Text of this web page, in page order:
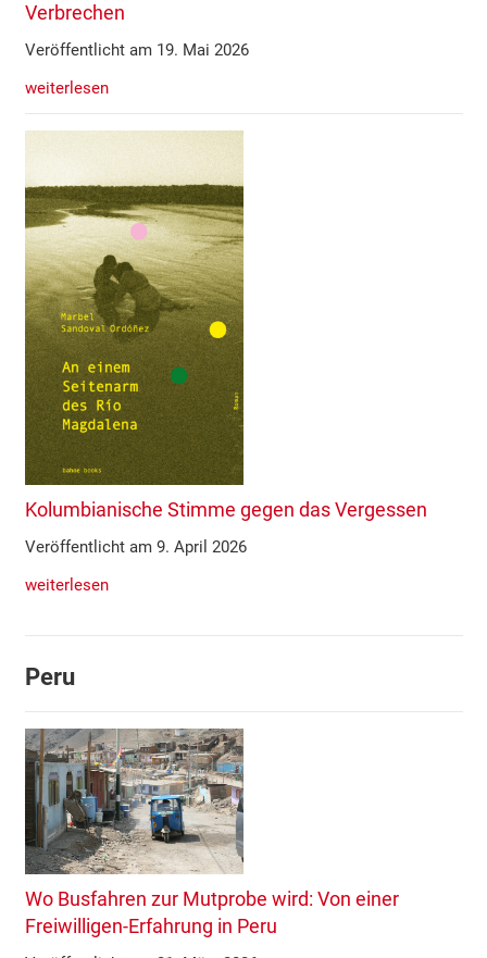
Verbrechen
Veröffentlicht am 19. Mai 2026
weiterlesen
Kolumbianische Stimme gegen das Vergessen
Veröffentlicht am 9. April 2026
weiterlesen
Peru
Wo Busfahren zur Mutprobe wird: Von einer
Freiwilligen-Erfahrung in Peru